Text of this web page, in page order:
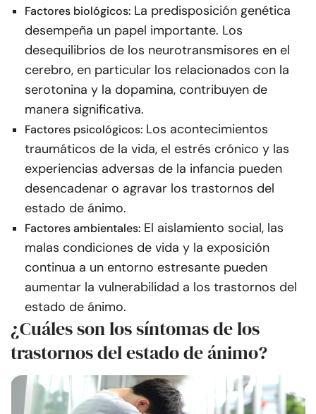
Factores biológicos: La predisposición genética
desempeña un papel importante. Los
desequilibrios de los neurotransmisores en el
cerebro, en particular los relacionados con la
serotonina y la dopamina, contribuyen de
manera significativa.
Factores psicológicos: Los acontecimientos
traumáticos de la vida, el estrés crónico y las
experiencias adversas de la infancia pueden
desencadenar o agravar los trastornos del
estado de ánimo.
Factores ambientales: El aislamiento social, las
malas condiciones de vida y la exposición
continua a un entorno estresante pueden
aumentar la vulnerabilidad a los trastornos del
estado de ánimo.
¿Cuáles son los síntomas de los
trastornos del estado de ánimo?